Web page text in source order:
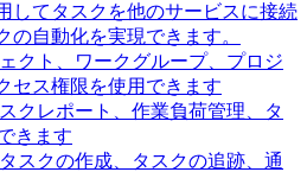
してタスクを他のサービスに接続
自動化を実現できます。
クト、ワークグループ、プロジ
セス権限を使用できます
クレポート、作業負荷管理、タ
きます
スクの作成、タスクの追跡、通